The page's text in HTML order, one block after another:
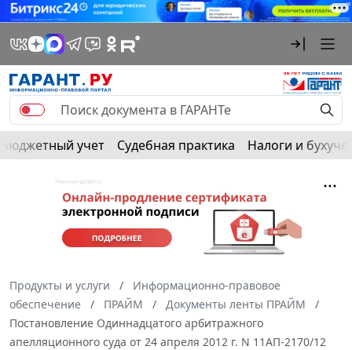
Бюджетный учет Судебная практика Налоги и
Продукты и услуги
Информационно-правовое
обеспечение
ПРАЙМ
Документы ленты ПРАЙМ
Постановление Одиннадцатого арбитражного
апелляционного суда от 24 апреля 2012 г. N 11АП-2170/12